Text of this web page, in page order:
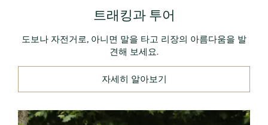
트래킹과 투어
도보나 자전거로, 아니면 말을 타고 리장의 아름다움을 발
견해 보세요.
자세히 알아보기